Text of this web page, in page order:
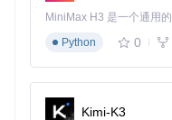
Python
0
Kimi-K3